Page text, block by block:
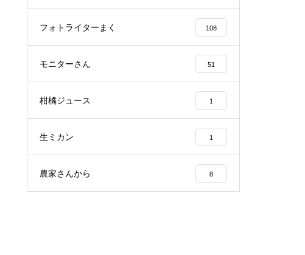
フォトライターまく 108
モニターさん 51
柑橘ジュース 1
生ミカン 1
農家さんから 8